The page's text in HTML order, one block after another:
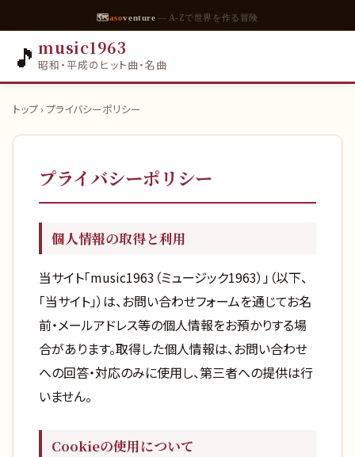
🗺asoventure — A-Zで世界を作る冒険
🎵 music1963
昭和・平成のヒット曲・名曲
トップ› プライバシーポリシー
プライバシーポリシー
個人情報の取得と利用
当サイト「music1963（ミュージック1963）」（以下、
「当サイト」）は、お問い合わせフォームを通じてお名
前・メールアドレス等の個人情報をお預かりする場
合があります。取得した個人情報は、お問い合わせ
への回答・対応のみに使用し、第三者への提供は行
いません。
Cookieの使用について